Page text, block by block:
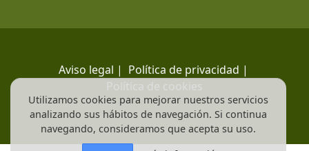
Aviso legal | Política de privacidad |
Política de cookies
Utilizamos cookies para mejorar nuestros servicios
analizando sus hábitos de navegación. Si continua
navegando, consideramos que acepta su uso.